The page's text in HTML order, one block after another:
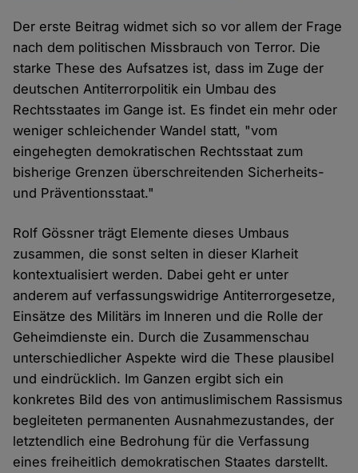
Der erste Beitrag widmet sich so vor allem der Frage
nach dem politischen Missbrauch von Terror. Die
starke These des Aufsatzes ist, dass im Zuge der
deutschen Antiterrorpolitik ein Umbau des
Rechtsstaates im Gange ist. Es findet ein mehr oder
weniger schleichender Wandel statt, "vom
eingehegten demokratischen Rechtsstaat zum
bisherige Grenzen überschreitenden Sicherheits-
und Präventionsstaat."
Rolf Gössner trägt Elemente dieses Umbaus
zusammen, die sonst selten in dieser Klarheit
kontextualisiert werden. Dabei geht er unter
anderem auf verfassungswidrige Antiterrorgesetze,
Einsätze des Militärs im Inneren und die Rolle der
Geheimdienste ein. Durch die Zusammenschau
unterschiedlicher Aspekte wird die These plausibel
und eindrücklich. Im Ganzen ergibt sich ein
konkretes Bild des von antimuslimischem Rassismus
begleiteten permanenten Ausnahmezustandes, der
letztendlich eine Bedrohung für die Verfassung
eines freiheitlich demokratischen Staates darstellt.